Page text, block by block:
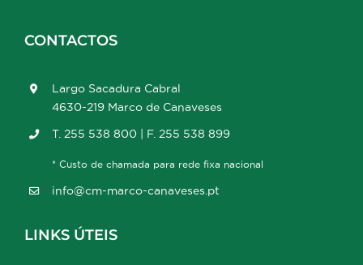
CONTACTOS
Largo Sacadura Cabral
4630-219 Marco de Canaveses
T. 255 538 800 | F. 255 538 899
* Custo de chamada para rede fixa nacional
info@cm-marco-canaveses.pt
LINKS ÚTEIS